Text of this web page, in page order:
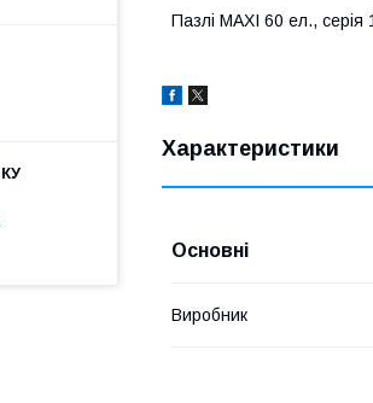
Пазлі MAXI 60 ел., серія
Характеристики
Основні
Виробник